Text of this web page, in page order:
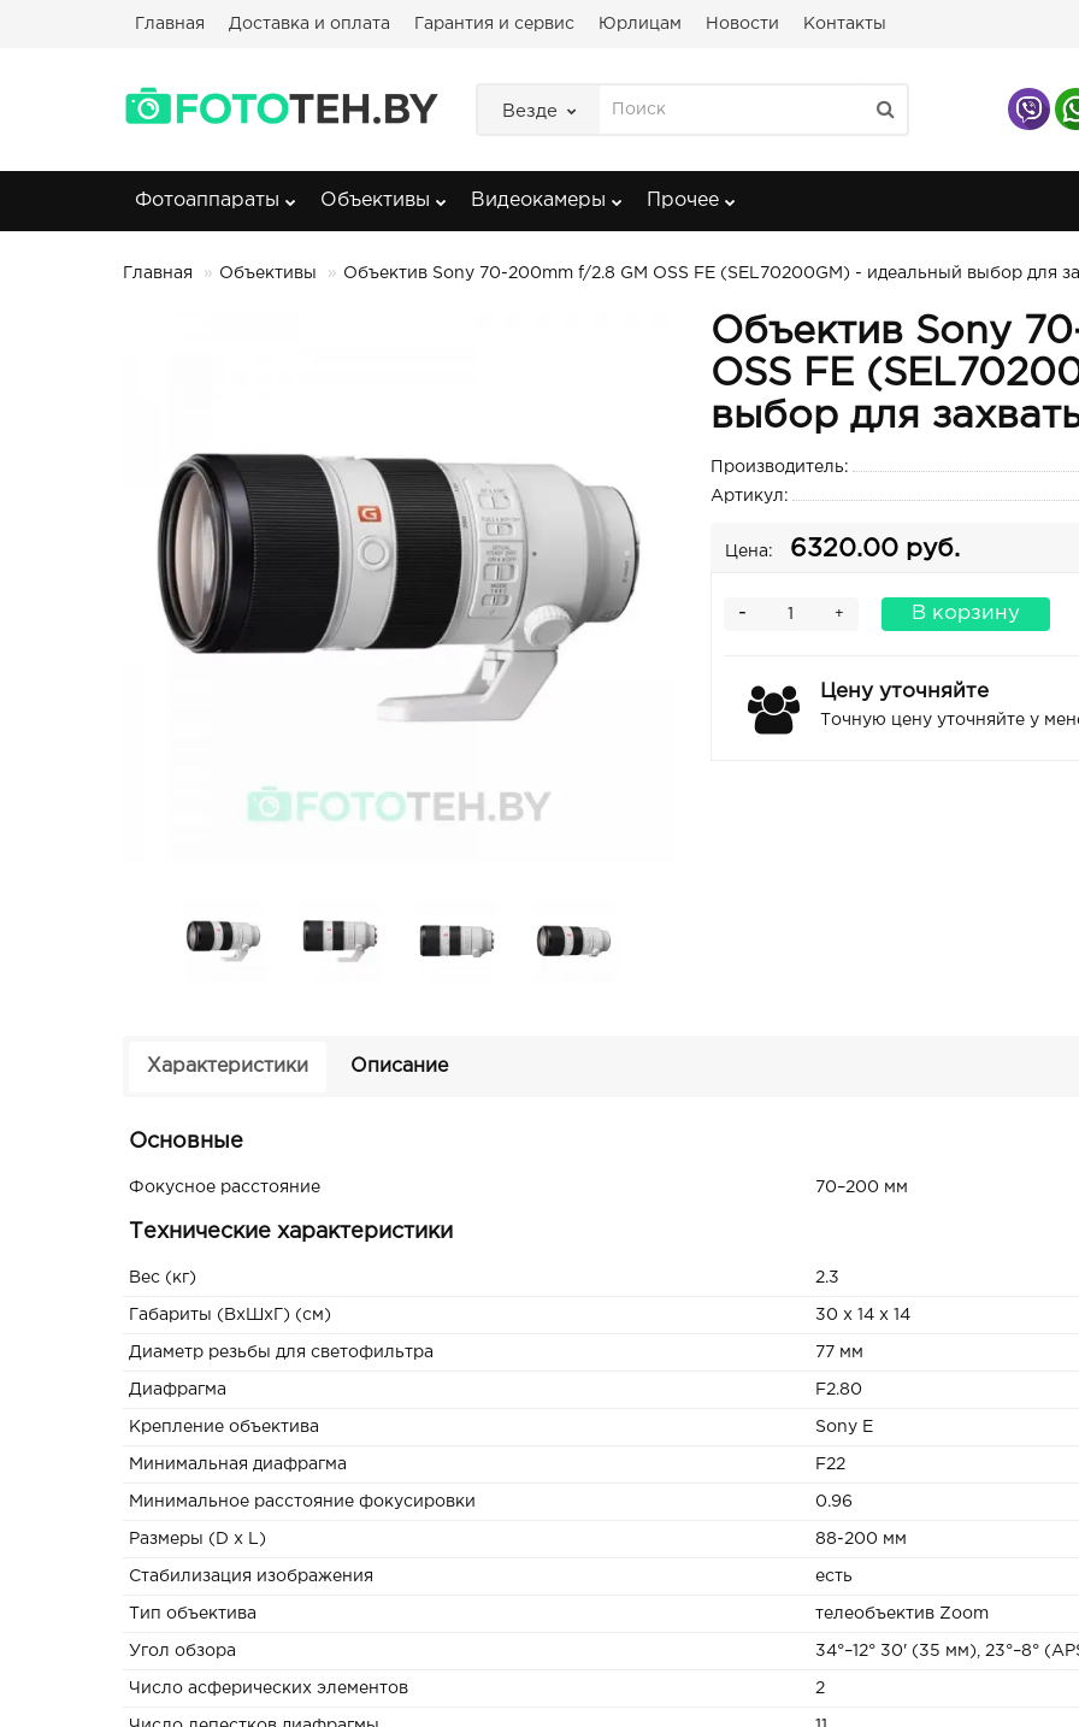
Главная Доставка и оплата Гарантия и сервис Юрлицам Новости Контакты
Везде
Фотоаппараты Объективы Видеокамеры Прочее
Главная Объективы Объектив Sony 70-200mm f/2.8 GM OSS FE (SEL70200GM) - идеальный выбор для
Объектив Sony
OSS FE
выбор для
Производитель:
Артикул:
Цена: 6320.00 руб.
+
- В корзину
Цену уточняйте
Точную цену уточняйте у
Характеристики Описание
Основные
Фокусное расстояние 70–200 мм
Технические характеристики
Вес (кг) 2.3
Габариты (ВxШxГ) (см) 30 x 14 x 14
Диаметр резьбы для светофильтра 77 мм
Диафрагма F2.80
Крепление объектива Sony E
Минимальная диафрагма F22
Минимальное расстояние фокусировки 0.96
Размеры (D x L) 88-200 мм
Стабилизация изображения есть
Тип объектива телеобъектив Zoom
Угол обзора 34°–12° 30' (35 мм), 23°–8°
Число асферических элементов 2